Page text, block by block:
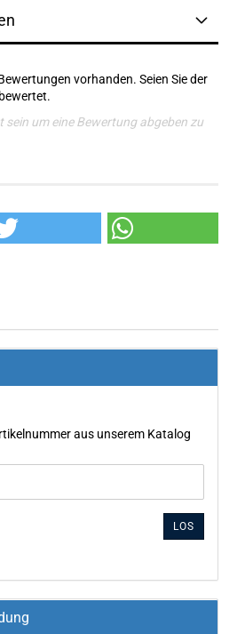
vorhanden. Seien Sie der
sein um eine Bewertung abgeben zu
aus unserem Katalog
LOS